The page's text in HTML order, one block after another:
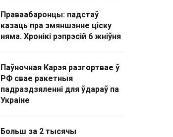
Праваабаронцы: падстаў
казаць пра змяншэнне ціску
няма. Хронікі рэпрэсій 6 жніўня
Паўночная Карэя разгортвае ў
РФ свае ракетныя
падраздзяленні для ўдараў па
Украіне
Больш за 2 тысячы